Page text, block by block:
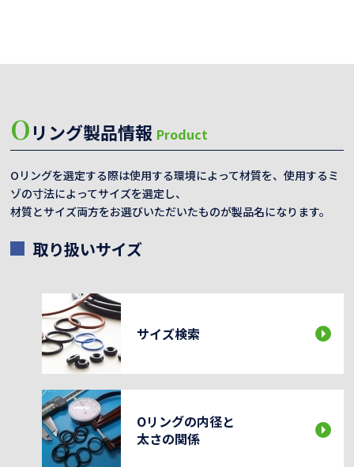
Oリング製品情報 Product
Oリングを選定する際は使用する環境によって材質を、使用するミ
ゾの寸法によってサイズを選定し、
材質とサイズ両方をお選びいただいたものが製品名になります。
取り扱いサイズ
サイズ検索
Oリングの内径と
太さの関係